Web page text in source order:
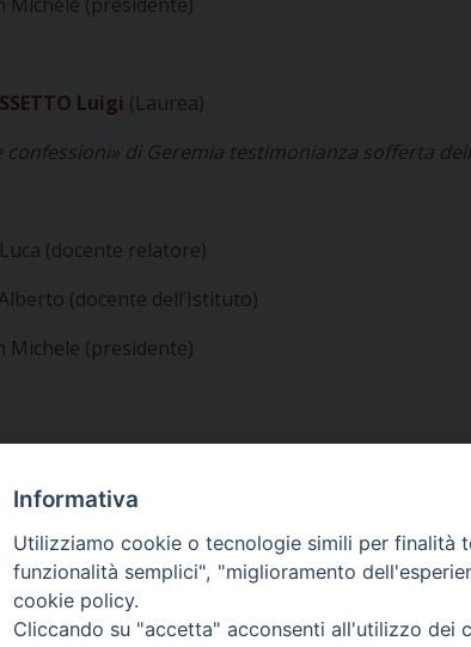
Michele (presidente)
Luigi (Laurea)
confessioni» di Geremia testimonianza sofferta
(docente relatore)
(docente dell’Istituto)
Michele (presidente)
di Treviso
2
Informativa
Utilizziamo cookie o tecnologie simili per finalità
funzionalità semplici", "miglioramento
cookie policy.
Cliccando su "accetta" acconsenti all'utilizzo dei